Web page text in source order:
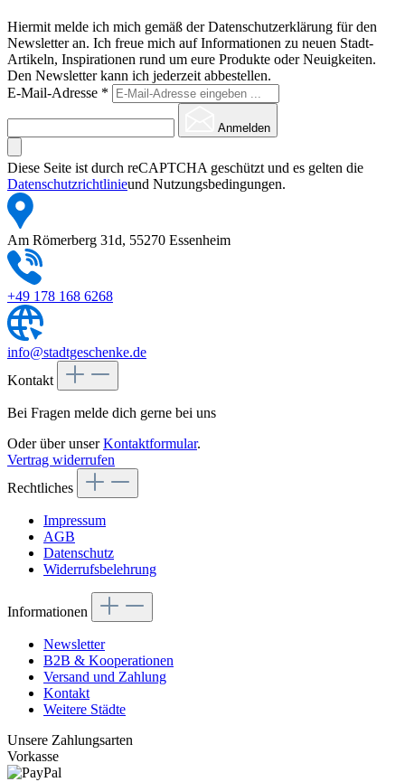
Hiermit melde ich mich gemäß der Datenschutzerklärung für den
Newsletter an. Ich freue mich auf Informationen zu neuen Stadt-
Artikeln, Inspirationen rund um eure Produkte oder Neuigkeiten.
Den Newsletter kann ich jederzeit abbestellen.
E-Mail-Adresse *
Anmelden
Diese Seite ist durch reCAPTCHA geschützt und es gelten die
Datenschutzrichtlinieund Nutzungsbedingungen.
Am Römerberg 31d, 55270 Essenheim
+49 178 168 6268
info@stadtgeschenke.de
Kontakt
Bei Fragen melde dich gerne bei uns
Oder über unserKontaktformular.
Vertrag widerrufen
Rechtliches
Impressum
AGB
Datenschutz
Widerrufsbelehrung
Informationen
Newsletter
B2B & Kooperationen
Versand und Zahlung
Kontakt
Weitere Städte
Unsere Zahlungsarten
Vorkasse